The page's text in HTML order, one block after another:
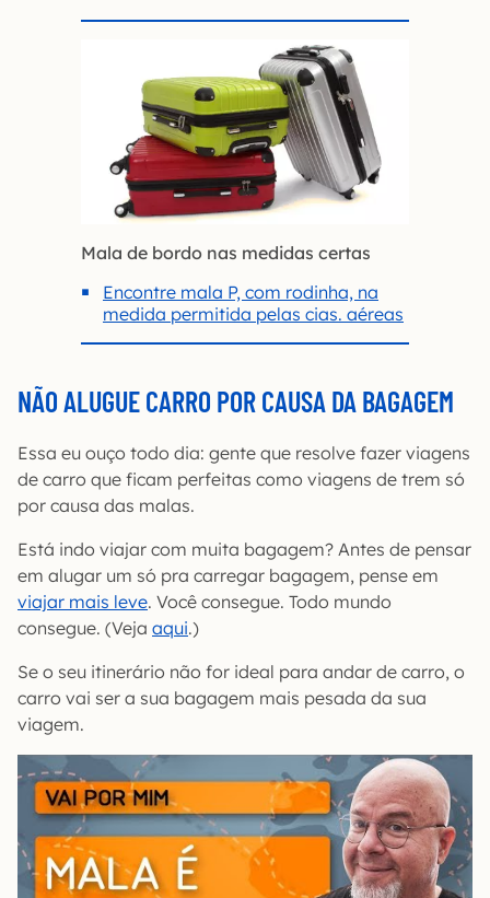
Mala de bordo nas medidas certas
Encontre mala P, com rodinha, na
medida permitida pelas cias. aéreas
NÃO ALUGUE CARRO POR CAUSA DA BAGAGEM
Essa eu ouço todo dia: gente que resolve fazer viagens
de carro que ficam perfeitas como viagens de trem só
por causa das malas.
Está indo viajar com muita bagagem? Antes de pensar
em alugar um só pra carregar bagagem, pense em
viajar mais leve. Você consegue. Todo mundo
consegue. (Veja aqui.)
Se o seu itinerário não for ideal para andar de carro, o
carro vai ser a sua bagagem mais pesada da sua
viagem.